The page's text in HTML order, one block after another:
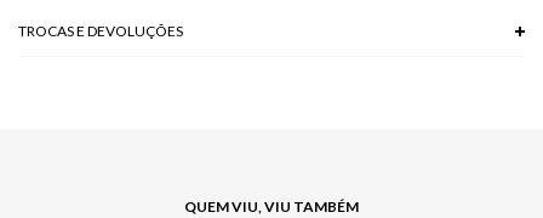
TROCAS E DEVOLUÇÕES
QUEM VIU, VIU TAMBÉM